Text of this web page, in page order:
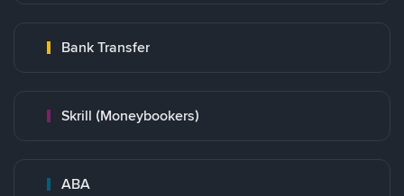
Bank Transfer
Skrill (Moneybookers)
ABA